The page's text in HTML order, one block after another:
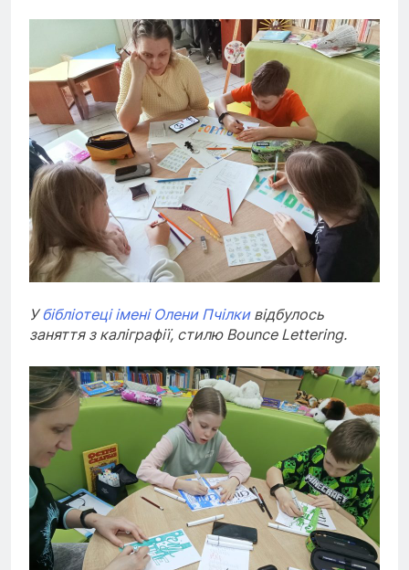
Убібліотеці імені Олени Пчілкивідбулось
заняття з каліграфії, стилю Bounce Lettering.